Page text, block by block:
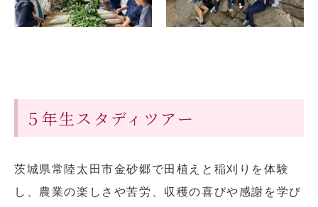
５年生スタディツアー
茨城県常陸太田市金砂郷で田植えと稲刈りを体験
し、農業の楽しさや苦労、収穫の喜びや感謝を学び